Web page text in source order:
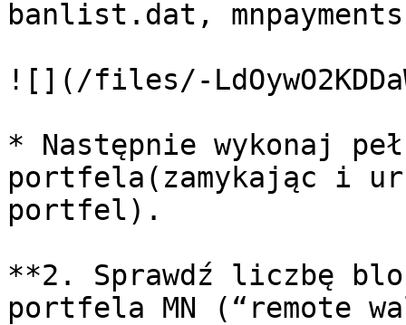
banlist.dat,
![](/files/-
* Następnie wykonaj
portfela(zamykając i
portfel).
**2. Sprawdź liczbę
portfela MN (“remote